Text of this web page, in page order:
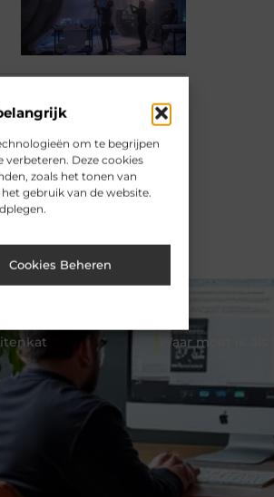
om te begrijpen
Deze cookies
zoals het tonen van
gebruik van de website.
Cookies Beheren